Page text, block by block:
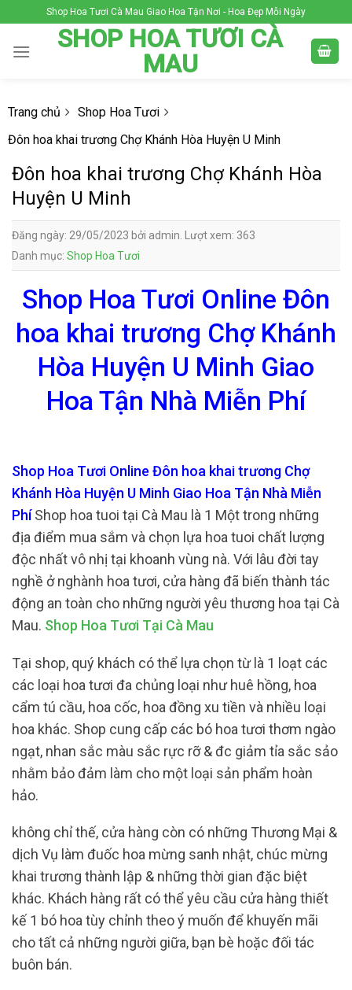
to
content
Shop Hoa Tươi Cà Mau Giao Hoa Tận Nơi - Hoa Đẹp Mỗi Ngày
SHOP HOA TƯƠI CÀ
MAU
Trang chủ
Shop Hoa Tươi
Đôn hoa khai trương Chợ Khánh Hòa Huyện U Minh
Đôn hoa khai trương Chợ Khánh Hòa
Huyện U Minh
Đăng ngày: 29/05/2023 bởi admin. Lượt xem: 363
Danh mục: Shop Hoa Tươi
Shop Hoa Tươi Online Đôn
hoa khai trương Chợ Khánh
Hòa Huyện U Minh Giao
Hoa Tận Nhà Miễn Phí
Shop Hoa Tươi Online Đôn hoa khai trương Chợ
Khánh Hòa Huyện U Minh Giao Hoa Tận Nhà Miễn
PhíShop hoa tuoi tại Cà Mau là 1 Một trong những
địa điểm mua sắm và chọn lựa hoa tuoi chất lượng
độc nhất vô nhị tại khoanh vùng nà. Với lâu đời tay
nghề ở nghành hoa tươi, cửa hàng đã biến thành tác
động an toàn cho những người yêu thương hoa tại Cà
Mau. Shop Hoa Tươi Tại Cà Mau
Tại shop, quý khách có thể lựa chọn từ là 1 loạt các
các loại hoa tươi đa chủng loại như huê hồng, hoa
cẩm tú cầu, hoa cốc, hoa đồng xu tiền và nhiều loại
hoa khác. Shop cung cấp các bó hoa tươi thơm ngào
ngạt, nhan sắc màu sắc rực rỡ & đc giảm tỉa sắc sảo
nhằm bảo đảm làm cho một loại sản phẩm hoàn
hảo.
không chỉ thế, cửa hàng còn có những Thương Mại &
dịch Vụ làm đuốc hoa mừng sanh nhật, chúc mừng
khai trương thành lập & những thời gian đặc biệt
khác. Khách hàng rất có thể yêu cầu cửa hàng thiết
kế 1 bó hoa tùy chỉnh theo ý muốn để khuyến mãi
cho tất cả những người giữa, bạn bè hoặc đối tác
buôn bán.